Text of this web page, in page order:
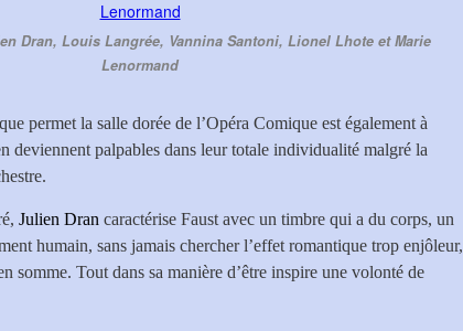
Dran, Louis Langrée, Vannina Santoni, Lionel Lhote et Marie
Lenormand
permet la salle dorée de l’Opéra Comique est également à
deviennent palpables dans leur totale individualité malgré la
Julien Dran caractérise Faust avec un timbre qui a du corps, un
humain, sans jamais chercher l’effet romantique trop enjôleur,
somme. Tout dans sa manière d’être inspire une volonté de